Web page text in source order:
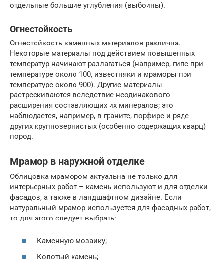
отдельные большие углубления (выбоины).
Огнестойкость
Огнестойкость каменных материалов различна.
Некоторые материалы под действием повышенных
температур начинают разлагаться (например, гипс при
температуре около 100, известняки и мраморы при
температуре около 900). Другие материалы
растрескиваются вследствие неодинакового
расширения составляющих их минералов; это
наблюдается, например, в граните, порфире и ряде
других крупнозернистых (особенно содержащих кварц)
пород.
Мрамор в наружной отделке
Облицовка мрамором актуальна не только для
интерьерных работ – камень используют и для отделки
фасадов, а также в ландшафтном дизайне. Если
натуральный мрамор используется для фасадных работ,
то для этого следует выбрать:
Каменную мозаику;
Колотый камень;